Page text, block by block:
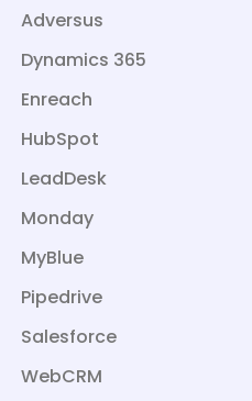
Adversus
Dynamics 365
Enreach
HubSpot
LeadDesk
Monday
MyBlue
Pipedrive
Salesforce
WebCRM